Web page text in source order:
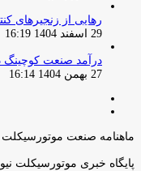
رهایی از زنجیرهای
29 اسفند 1404 16:19
درآمد صنعت کوچینگ در سال 2025 به ۵.۳۴ میلیارد
27 بهمن 1404 16:14
ماهنامه صنعت موتورسیکلت
پایگاه خبری موتورسیکلت